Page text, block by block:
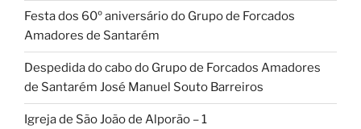
Festa dos 60º aniversário do Grupo de Forcados
Amadores de Santarém
Despedida do cabo do Grupo de Forcados Amadores
de Santarém José Manuel Souto Barreiros
Igreja de São João de Alporão – 1